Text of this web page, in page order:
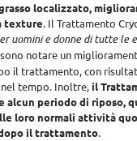
localizzato,
texture. Il Trattamento
uomini e donne di tutte le
notare un
il trattamento, con
tempo. Inoltre,il
alcun periodo di riposo,
loro normali attività
il trattamento.